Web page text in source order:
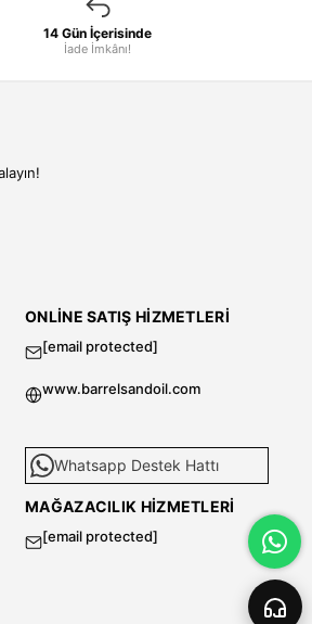
14 Gün İçerisinde
İade İmkânı!
ONLINE SATIŞ HIZMETLERI
[email protected]
www.barrelsandoil.com
Whatsapp Destek Hattı
MAĞAZACILIK HIZMETLERI
[email protected]